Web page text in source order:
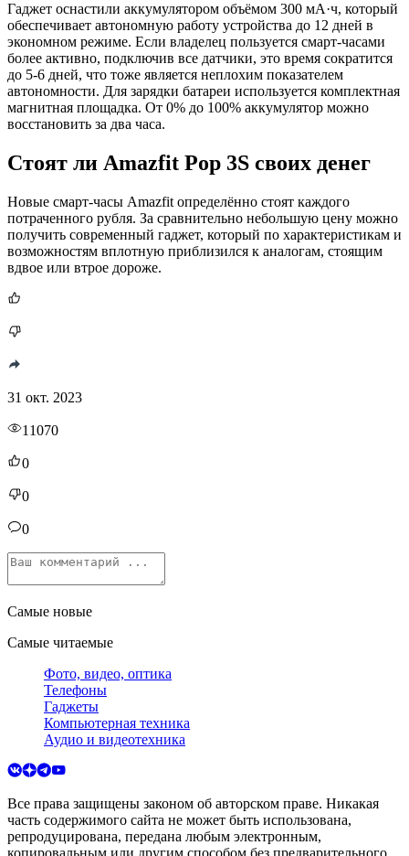
Гаджет оснастили аккумулятором объёмом 300 мА·ч, который
обеспечивает автономную работу устройства до 12 дней в
экономном режиме. Если владелец пользуется смарт-часами
более активно, подключив все датчики, это время сократится
до 5-6 дней, что тоже является неплохим показателем
автономности. Для зарядки батареи используется комплектная
магнитная площадка. От 0% до 100% аккумулятор можно
восстановить за два часа.
Стоят ли Amazfit Pop 3S своих денег
Новые смарт-часы Amazfit определённо стоят каждого
потраченного рубля. За сравнительно небольшую цену можно
получить современный гаджет, который по характеристикам и
возможностям вплотную приблизился к аналогам, стоящим
вдвое или втрое дороже.
31 окт. 2023
11070
0
0
0
Самые новые
Самые читаемые
Фото, видео, оптика
Телефоны
Гаджеты
Компьютерная техника
Аудио и видеотехника
Все права защищены законом об авторском праве. Никакая
часть содержимого сайта не может быть использована,
репродуцирована, передана любым электронным,
копировальным или другим способом без предварительного